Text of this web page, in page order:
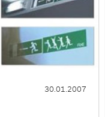
30.01.2007